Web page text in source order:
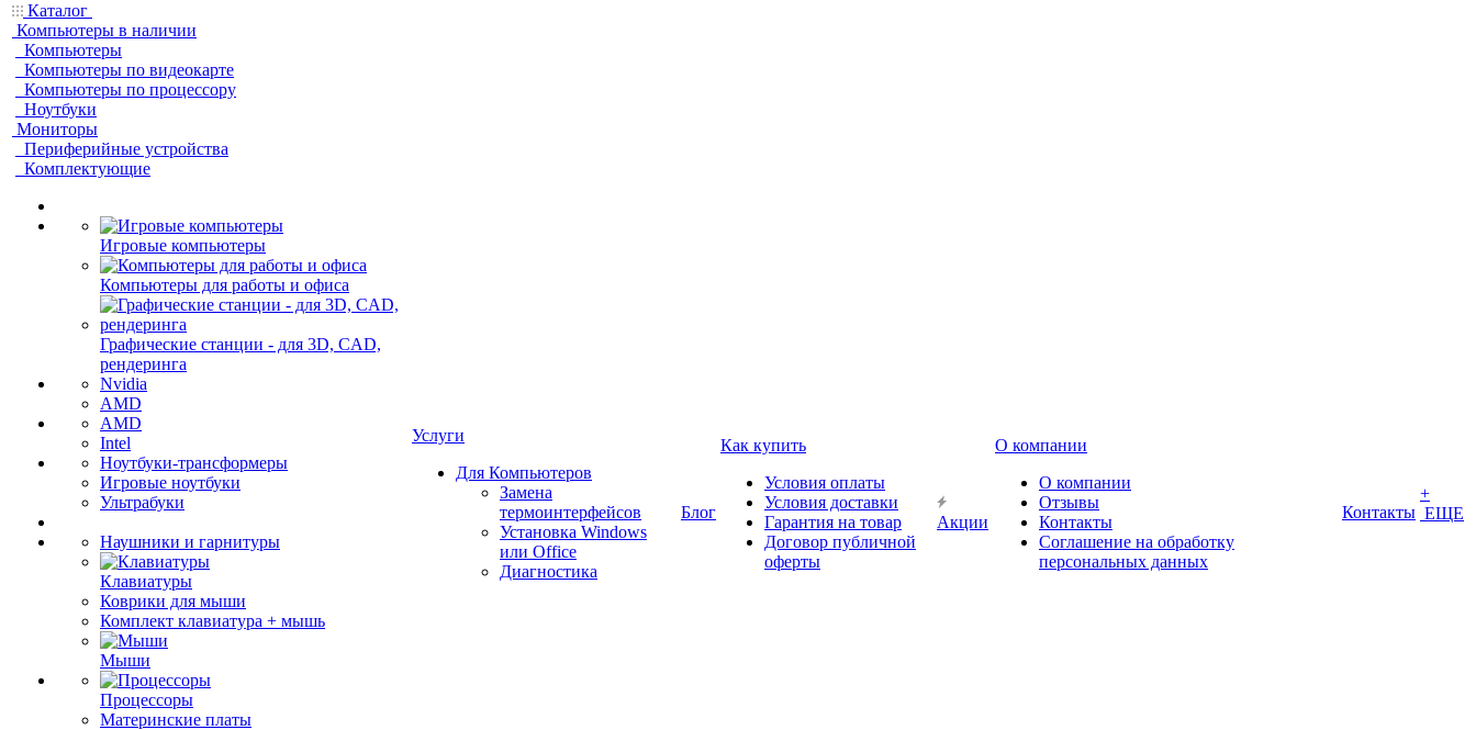
Каталог
Компьютеры в наличии
Компьютеры
Компьютеры по видеокарте
Компьютеры по процессору
Ноутбуки
Мониторы
Периферийные устройства
Комплектующие
Игровые компьютеры
Компьютеры для работы и офиса
Графические станции - для 3D, CAD,
рендеринга
Nvidia
AMD
AMD
Intel
Ноутбуки-трансформеры
Игровые ноутбуки
Ультрабуки
Наушники и гарнитуры
Клавиатуры
Коврики для мыши
Комплект клавиатура + мышь
Мыши
Процессоры
Материнские платы
Услуги
Для Компьютеров
Замена
термоинтерфейсов
Установка Windows
или Office
Диагностика
Блог
Как купить
Условия оплаты
Условия доставки
Гарантия на товар
Договор публичной
оферты
Акции
О компании
О компании
Отзывы
Контакты
Соглашение на обработку
персональных данных
Контакты
+
ЕЩЕ